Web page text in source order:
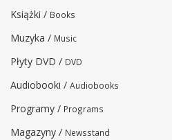
Książki / Books
Muzyka / Music
Płyty DVD / DVD
Audiobooki / Audiobooks
Programy / Programs
Magazyny / Newsstand